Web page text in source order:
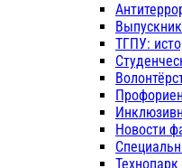
ТГПУ:
Новости